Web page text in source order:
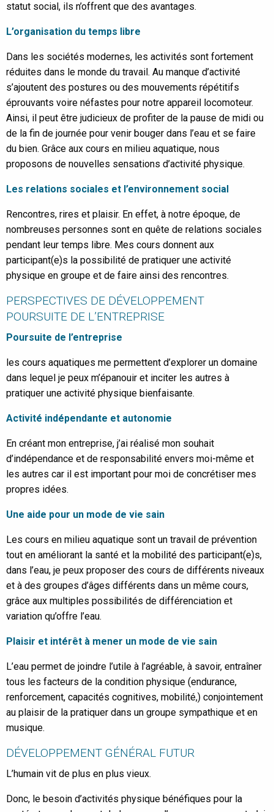
statut social, ils n’offrent que des avantages.
L’organisation du temps libre
Dans les sociétés modernes, les activités sont fortement
réduites dans le monde du travail. Au manque d’activité
s’ajoutent des postures ou des mouvements répétitifs
éprouvants voire néfastes pour notre appareil locomoteur.
Ainsi, il peut être judicieux de profiter de la pause de midi ou
de la fin de journée pour venir bouger dans l’eau et se faire
du bien. Grâce aux cours en milieu aquatique, nous
proposons de nouvelles sensations d’activité physique.
Les relations sociales et l’environnement social
Rencontres, rires et plaisir. En effet, à notre époque, de
nombreuses personnes sont en quête de relations sociales
pendant leur temps libre. Mes cours donnent aux
participant(e)s la possibilité de pratiquer une activité
physique en groupe et de faire ainsi des rencontres.
PERSPECTIVES DE DÉVELOPPEMENT
POURSUITE DE L’ENTREPRISE
Poursuite de l’entreprise
les cours aquatiques me permettent d’explorer un domaine
dans lequel je peux m’épanouir et inciter les autres à
pratiquer une activité physique bienfaisante.
Activité indépendante et autonomie
En créant mon entreprise, j’ai réalisé mon souhait
d’indépendance et de responsabilité envers moi-même et
les autres car il est important pour moi de concrétiser mes
propres idées.
Une aide pour un mode de vie sain
Les cours en milieu aquatique sont un travail de prévention
tout en améliorant la santé et la mobilité des participant(e)s,
dans l’eau, je peux proposer des cours de différents niveaux
et à des groupes d’âges différents dans un même cours,
grâce aux multiples possibilités de différenciation et
variation qu’offre l’eau.
Plaisir et intérêt à mener un mode de vie sain
L’eau permet de joindre l’utile à l’agréable, à savoir, entraîner
tous les facteurs de la condition physique (endurance,
renforcement, capacités cognitives, mobilité,) conjointement
au plaisir de la pratiquer dans un groupe sympathique et en
musique.
DÉVELOPPEMENT GÉNÉRAL FUTUR
L’humain vit de plus en plus vieux.
Donc, le besoin d’activités physique bénéfiques pour la